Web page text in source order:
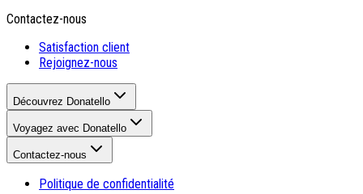
Contactez-nous
Satisfaction client
Rejoignez-nous
Découvrez Donatello
Voyagez avec Donatello
Contactez-nous
Politique de confidentialité